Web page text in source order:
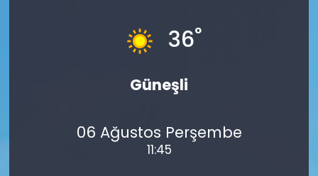
36°
Güneşli
06 Ağustos Perşembe
11:45